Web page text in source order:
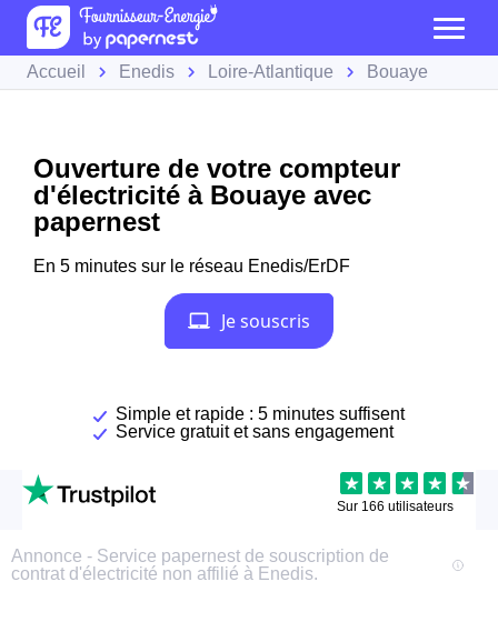
Accueil Enedis Loire-Atlantique Bouaye